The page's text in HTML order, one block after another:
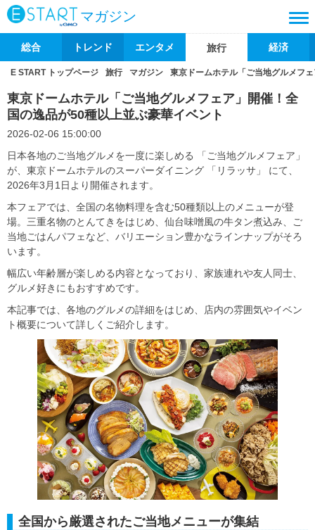
マガジン
総合 トレンド エンタメ 旅行 経済
E START トップページ 旅行 マガジン 東京ドームホテル「ご当地グルメフ
東京ドームホテル「ご当地グルメフェア」開催！全
国の逸品が50種以上並ぶ豪華イベント
2026-02-06 15:00:00
日本各地のご当地グルメを一度に楽しめる 「ご当地グルメフェア」
が、東京ドームホテルのスーパーダイニング 「リラッサ」 にて、
2026年3月1日より開催されます。
本フェアでは、全国の名物料理を含む50種類以上のメニューが登
場。三重名物のとんてきをはじめ、仙台味噌風の牛タン煮込み、ご
当地ごはんパフェなど、バリエーション豊かなラインナップがそろ
います。
幅広い年齢層が楽しめる内容となっており、家族連れや友人同士、
グルメ好きにもおすすめです。
本記事では、各地のグルメの詳細をはじめ、店内の雰囲気やイベン
ト概要について詳しくご紹介します。
全国から厳選されたご当地メニューが集結